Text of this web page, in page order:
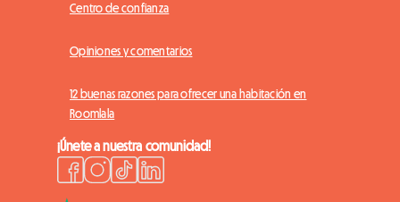
Centro de confianza
Opiniones y comentarios
12 buenas razones para ofrecer una habitación en
Roomlala
¡Únete a nuestra comunidad!